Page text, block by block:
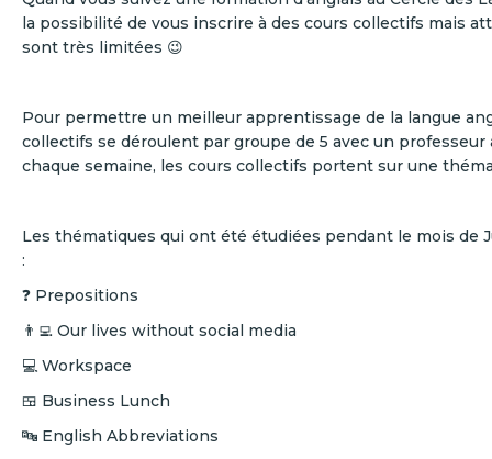
la possibilité de vous inscrire à des cours collectifs mais
sont très limitées 😉
Pour permettre un meilleur apprentissage de la langue
collectifs se déroulent par groupe de 5 avec un
chaque semaine, les cours collectifs portent sur une
Les thématiques qui ont été étudiées pendant le mois de
:
❓ Prepositions
👨‍💻 Our lives without social media
💻 Workspace
🍱 Business Lunch
🔤 English Abbreviations